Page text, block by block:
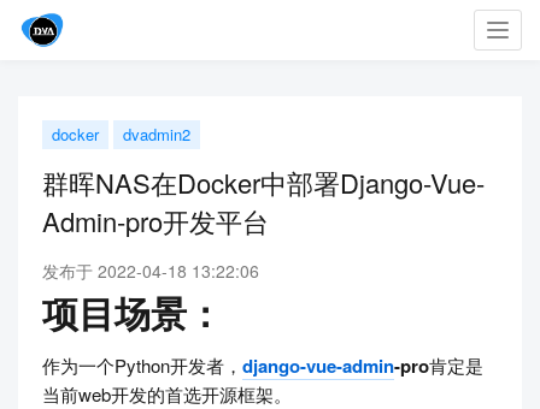
docker dvadmin2
群晖NAS在Docker中部署Django-Vue-
Admin-pro开发平台
发布于 2022-04-18 13:22:06
项目场景：
作为一个Python开发者， django-vue-admin-pro肯定是
当前web开发的首选开源框架。